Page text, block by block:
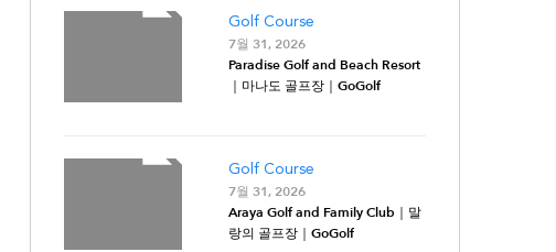
Golf Course
7월 31, 2026
Paradise Golf and Beach Resort
｜마나도 골프장｜GoGolf
Golf Course
7월 31, 2026
Araya Golf and Family Club｜말
랑의 골프장｜GoGolf